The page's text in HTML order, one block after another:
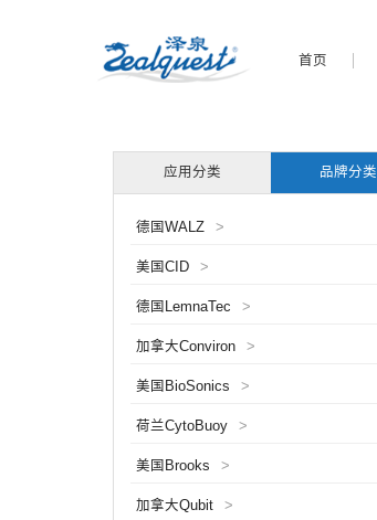
首页
应用分类 品牌分类
德国WALZ >
美国CID >
德国LemnaTec >
加拿大Conviron >
美国BioSonics >
荷兰CytoBuoy >
美国Brooks >
加拿大Qubit >